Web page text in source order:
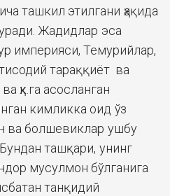
ташкил этилгани ҳақида
Жадидлар эса
империяси, Темурийлар,
тараққиёт ва
ҳк.га асосланган
кимликка оид ўз
ва болшевиклар ушбу
Бундан ташқари, унинг
мусулмон бўлганига
танқидий